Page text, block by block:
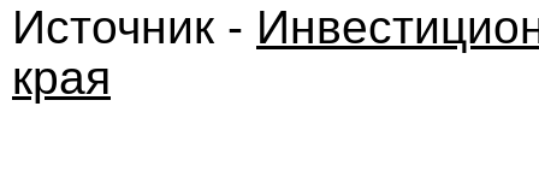
Источник -
края